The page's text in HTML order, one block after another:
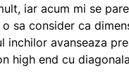
iar acum mi se
sa consider ca
inchilor avanseaza
high end cu